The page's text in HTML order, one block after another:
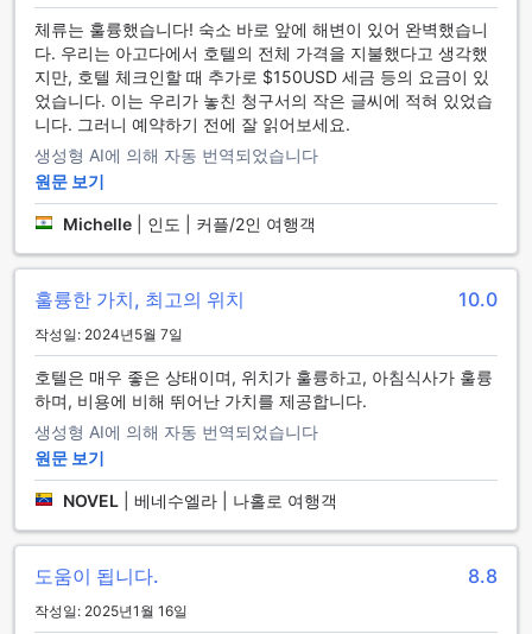
애호가들에게 최적의 장소로, 아름다운 경관 속에서 게임을 즐
길 수 있는 기회를 제공합니다. 홀리데이 인 익스프레스 앤 스위
트 나소에서 스포츠와 레저를 동시에 만끽해 보세요.
홀리데이 인 익스프레스 앤 스위트 나소의 편리한 시설
홀리데이 인 익스프레스 앤 스위트 나소 바이 IHG는 여행객들
을 위한 다양한 편의 시설을 제공합니다. 먼저, 세탁 서비스와
드라이클리닝 서비스는 장기 투숙객이나 활동적인 여행객에게
큰 도움이 됩니다. 객실 내에서 편리하게 주문할 수 있는 룸 서
비스는 바하마의 맛있는 요리를 간편하게 즐길 수 있는 기회를
제공합니다. 또한, 안전한 보관을 위해 객실 내 금고가 마련되어
있어 귀중품을 안전하게 보관할 수 있습니다.
만 아니라, 투어 예약이나 지역 정보 제공 등 다양한 서비스를
제공합니다. 공용 공간에서는 무료 Wi-Fi가 제공되어 인터넷을
쉽게 이용할 수 있으며, 모든 객실에서도 무료 Wi-Fi를 이용할
수 있어 손쉽게 온라인 활동을 이어갈 수 있습니다. 또한, 지정
된 흡연 구역이 마련되어 있어 흡연하시는 분들도 편리하게 이
용할 수 있습니다. 짐 보관 서비스와 익스프레스 체크인/체크아
웃 기능은 체크인과 체크아웃을 더욱 간편하게 만들어 주며, 매
일 진행되는 하우스키핑 서비스는 항상 깨끗하고 쾌적한 환경
을 유지해 줍니다. 마지막으로, 호텔 내 편의점은 필요할 때 언
홀리데이 인 익스프레스 앤 스위트 나소 바이 IHG의 교통 시설
체류는 훌륭했습니다! 숙소 바로 앞에 해변이 있어 완벽했습니
다. 우리는 아고다에서 호텔의 전체 가격을 지불했다고 생각했
지만, 호텔 체크인할 때 추가로 $150USD 세금 등의 요금이 있
었습니다. 이는 우리가 놓친 청구서의 작은 글씨에 적혀 있었습
니다. 그러니 예약하기 전에 잘 읽어보세요.
생성형 AI에 의해 자동 번역되었습니다
원문 보기
Michelle 인도 | 커플/2인 여행객
훌륭한 가치, 최고의 위치 10.0
작성일: 2024년5월 7일
호텔은 매우 좋은 상태이며, 위치가 훌륭하고, 아침식사가 훌륭
하며, 비용에 비해 뛰어난 가치를 제공합니다.
생성형 AI에 의해 자동 번역되었습니다
원문 보기
NOVEL 베네수엘라 | 나홀로 여행객
도움이 됩니다. 8.8
작성일: 2025년1월 16일